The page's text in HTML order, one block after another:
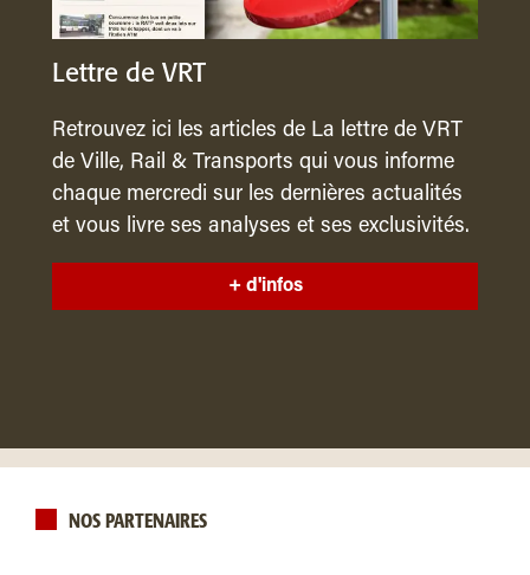
Lettre de VRT
Retrouvez ici les articles de La lettre de VRT
de Ville, Rail & Transports qui vous informe
chaque mercredi sur les dernières actualités
et vous livre ses analyses et ses exclusivités.
+ d'infos
NOS PARTENAIRES